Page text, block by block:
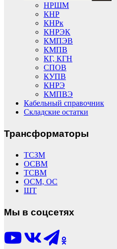
НРШМ
КНР
КНРк
КНРЭК
КМПЭВ
КМПВ
КГ, КГН
СПОВ
КУПВ
КНРЭ
КМПВЭ
Кабельный справочник
Складские остатки
Трансформаторы
ТСЗМ
ОСВМ
ТСВМ
ОСМ, ОС
ШТ
Мы в соцсетях